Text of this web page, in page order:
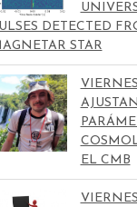
DETECTED
STAR
EL CMB